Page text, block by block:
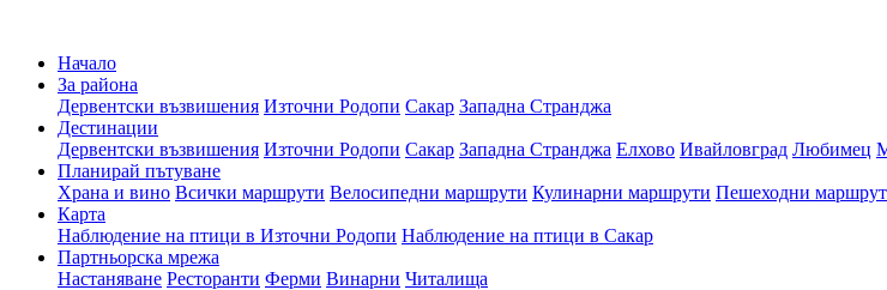
Начало
За района
Дервентски възвишения Източни Родопи Сакар Западна Странджа
Дестинации
Дервентски възвишения Източни Родопи Сакар Западна Странджа Елхово Ивайловград Любимец
Планирай пътуване
Храна и вино Всички маршрути Велосипедни маршрути Кулинарни маршрути Пешеходни
Карта
Наблюдение на птици в Източни Родопи Наблюдение на птици в Сакар
Партньорска мрежа
Настаняване Ресторанти Ферми Винарни Читалища